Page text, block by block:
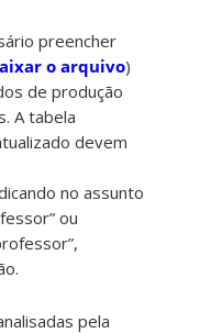
preencher
o arquivo)
de produção
A tabela
devem
no assunto
ou
pela